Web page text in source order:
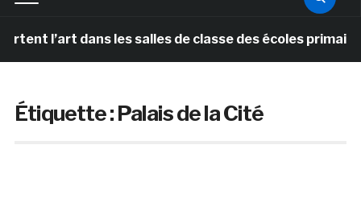
l’art dans les salles de classe des écoles primaires
Étiquette :Palais de la Cité